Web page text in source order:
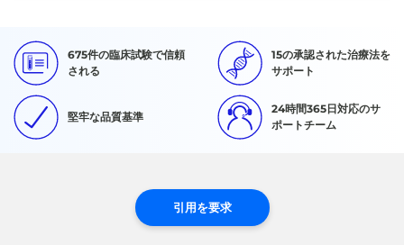
675件の臨床試験で信頼
される
15の承認された治療法を
サポート
堅牢な品質基準
24時間365日対応のサ
ポートチーム
引用を要求